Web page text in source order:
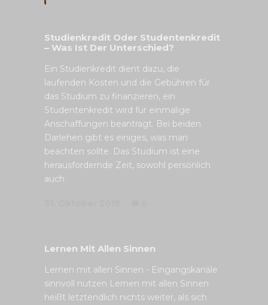
Studienkredit Oder Studentenkredit
– Was Ist Der Unterschied?
Ein Studienkredit dient dazu, die
laufenden Kosten und die Gebühren für
das Studium zu finanzieren, ein
Studentenkredit wird für einmalige
Anschaffungen beantragt. Bei beiden
Darlehen gibt es einiges, was man
beachten sollte. Das Studium ist eine
herausfordernde Zeit, sowohl persönlich
auch
Lernen Mit Allen Sinnen
Lernen mit allen Sinnen - Eingangskanäle
sinnvoll nutzen Lernen mit allen Sinnen
heißt letztendlich nichts weiter, als sich